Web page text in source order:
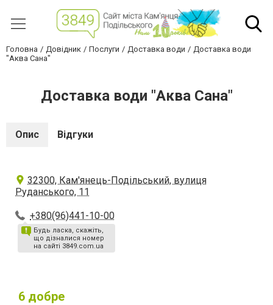
Головна Довідник Послуги Доставка води
Доставка води
"Аква Сана"
Доставка води "Аква Сана"
Опис Відгуки
32300, Кам'янець-Подільський, вулиця
Руданського, 11
+380(96)441-10-00
Будь ласка, скажіть,
що дізналися номер
на сайті 3849.com.ua
6 добре